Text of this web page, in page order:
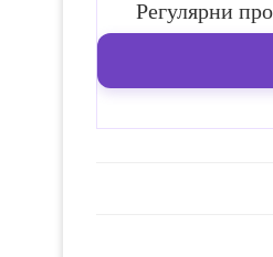
Регулярни